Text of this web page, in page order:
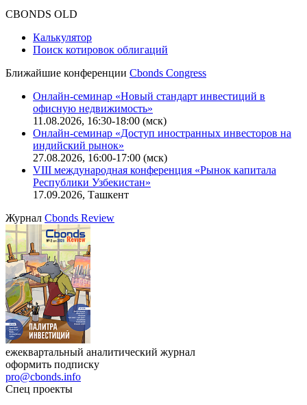
CBONDS OLD
Калькулятор
Поиск котировок облигаций
Ближайшие конференции Cbonds Congress
Онлайн-семинар «Новый стандарт инвестиций в
офисную недвижимость»
11.08.2026, 16:30-18:00 (мск)
Онлайн-семинар «Доступ иностранных инвесторов на
индийский рынок»
27.08.2026, 16:00-17:00 (мск)
VIII международная конференция «Рынок капитала
Республики Узбекистан»
17.09.2026, Ташкент
Журнал Cbonds Review
ежеквартальный аналитический журнал
оформить подписку
pro@cbonds.info
Спец проекты